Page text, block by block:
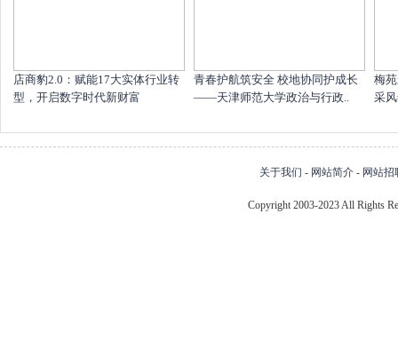
店商豹2.0：赋能17大实体行业转
型，开启数字时代新财富
青春护航筑安全 校地协同护成长
——天津师范大学政治与行政..
梅
采
关于我们 - 网站简介 - 网站招
Copyright 2003-2023 All Rights